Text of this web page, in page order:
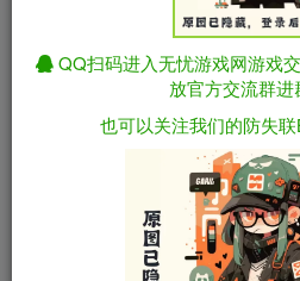
与夏日姐姐们的甜蜜
我和夏天的姐姐们/ぼくと夏のお
AI汉化润色版（汉化）
迅雷下载
全
QQ扫码进入无忧游戏网游戏
放官方交流群进
也可以关注我们的防失